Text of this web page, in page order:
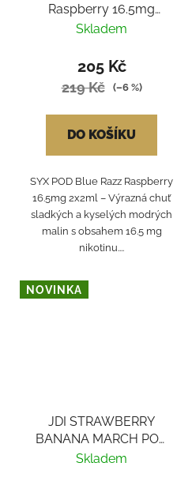
Raspberry 16.5mg
2x2ml
Skladem
205 Kč
219 Kč (–6 %)
DO KOŠÍKU
SYX POD Blue Razz Raspberry
16.5mg 2x2ml – Výrazná chuť
sladkých a kyselých modrých
malin s obsahem 16.5 mg
nikotinu....
NOVINKA
JDI STRAWBERRY
BANANA MARCH POD
20mg
Skladem